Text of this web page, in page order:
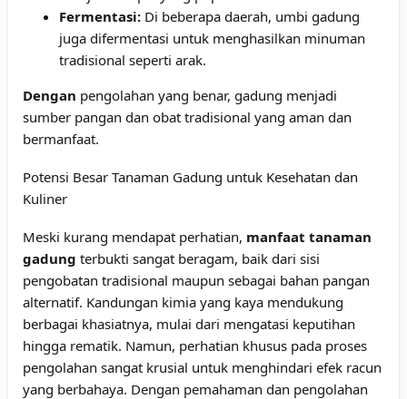
Fermentasi: Di beberapa daerah, umbi gadung
juga difermentasi untuk menghasilkan minuman
tradisional seperti arak.
Dengan pengolahan yang benar, gadung menjadi
sumber pangan dan obat tradisional yang aman dan
bermanfaat.
Potensi Besar Tanaman Gadung untuk Kesehatan dan
Kuliner
Meski kurang mendapat perhatian, manfaat tanaman
gadung terbukti sangat beragam, baik dari sisi
pengobatan tradisional maupun sebagai bahan pangan
alternatif. Kandungan kimia yang kaya mendukung
berbagai khasiatnya, mulai dari mengatasi keputihan
hingga rematik. Namun, perhatian khusus pada proses
pengolahan sangat krusial untuk menghindari efek racun
yang berbahaya. Dengan pemahaman dan pengolahan